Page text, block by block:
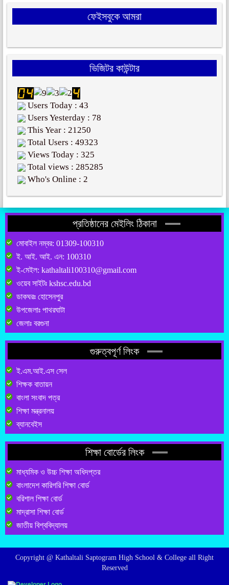
ফেইসবুকে আমরা
ভিজিটর কাউন্টার
Users Today : 43
Users Yesterday : 78
This Year : 21250
Total Users : 49323
Views Today : 325
Total views : 285285
Who's Online : 2
প্রতিষ্ঠানের মেইলিং ঠিকানা
মোবাইল নম্বর: 01309-100310
ই. আই. আই. এন: 100310
ই-মেইল: kathaltali100310@gmail.com
ওয়েব সাইটঃ kshsc.edu.bd
ডাকঘরঃ হোসেনপুর
উপজেলাঃ পাথরঘাটা
জেলাঃ বরগুনা
গুরুত্বপূর্ণ লিংক
ই.এম.আই.এস সেল
শিক্ষক বাতায়ন
বাংলা সংবাদ পত্র
শিক্ষা মন্ত্রনালয়
ব্যানবেইস
শিক্ষা বোর্ডের লিংক
মাধ্যমিক ও উচ্চ শিক্ষা অধিদপ্তর
বাংলাদেশ কারিগরি শিক্ষা বোর্ড
বরিশাল শিক্ষা বোর্ড
মাদ্রাসা শিক্ষা বোর্ড
জাতীয় বিশ্ববিদ্যালয়
Copyright @ Kathaltali Saptogram High School & College all Right
Reserved